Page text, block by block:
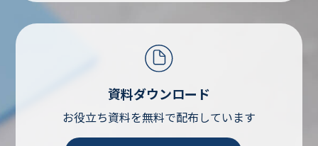
資料ダウンロード
お役立ち資料を無料で配布しています